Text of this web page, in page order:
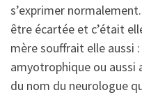
s’exprimer
être écartée et c’était
mère souffrait elle aussi
amyotrophique ou aussi
du nom du neurologue